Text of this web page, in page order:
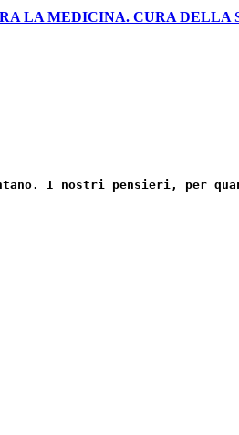
LA MEDICINA. CURA DELLA
I nostri pensieri, per